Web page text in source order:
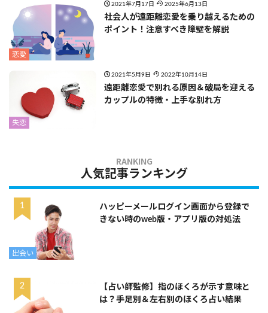
恋愛
2021年7月17日 2025年6月13日
社会人が遠距離恋愛を乗り越えるための
ポイント！注意すべき障壁を解説
失恋
2021年5月9日 2022年10月14日
遠距離恋愛で別れる原因＆破局を迎える
カップルの特徴・上手な別れ方
人気記事ランキング
出会い
ハッピーメールログイン画面から登録で
きない時のweb版・アプリ版の対処法
【占い師監修】指のほくろが示す意味と
は？手足別＆左右別のほくろ占い結果